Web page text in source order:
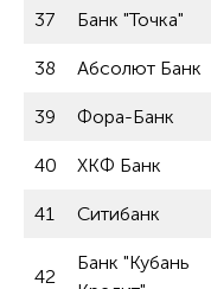
37 Банк "Точка"
38 Абсолют Банк
39 Фора-Банк
40 ХКФ Банк
41 Ситибанк
42
Банк "Кубань